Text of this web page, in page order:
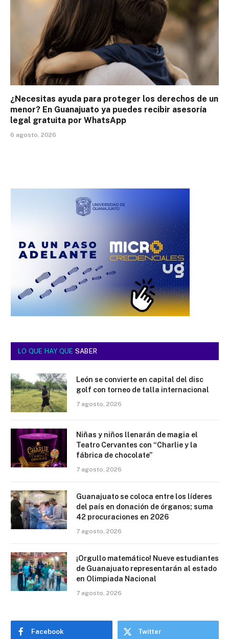
¿Necesitas ayuda para proteger los derechos de un
menor? En Guanajuato ya puedes recibir asesoría
legal gratuita por WhatsApp
6 agosto, 2026
LO QUE HAY QUE SABER
León se convierte en capital del disc
golf con torneo de talla internacional
7 agosto, 2026
Niñas y niños llenarán de magia el
Teatro Cervantes con “Charlie y la
fábrica de chocolate”
7 agosto, 2026
Guanajuato se coloca entre los líderes
del país en donación de órganos; suma
42 procuraciones en 2026
7 agosto, 2026
¡Orgullo matemático! Nueve estudiantes
de Guanajuato representarán al estado
en Olimpiada Nacional
7 agosto, 2026
Facebook Twitter